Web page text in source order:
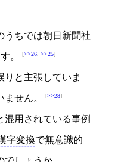
うちでは朝日新聞社
。 >>26, >>25
りと主張していま
ません。 >>28
混用されている事例
字変換で無意識的